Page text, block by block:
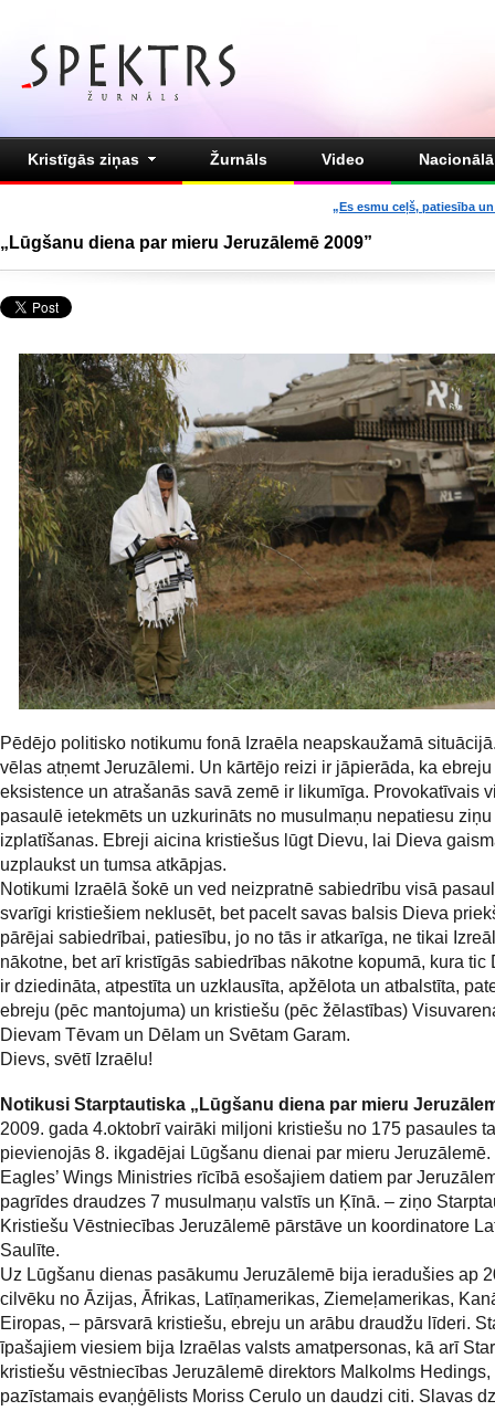
Kristīgās ziņas Žurnāls Video
„Es esmu ceļš, patiesība
„Lūgšanu diena par mieru Jeruzālemē 2009”
Pēdējo politisko notikumu fonā Izraēla neapskaužamā
vēlas atņemt Jeruzālemi. Un kārtējo reizi ir jāpierāda, ka ebreju
eksistence un atrašanās savā zemē ir likumīga. Provokatīvais
pasaulē ietekmēts un uzkurināts no musulmaņu nepatiesu ziņu
izplatīšanas. Ebreji aicina kristiešus lūgt Dievu, lai Dieva
uzplaukst un tumsa atkāpjas.
Notikumi Izraēlā šokē un ved neizpratnē sabiedrību visā
svarīgi kristiešiem neklusēt, bet pacelt savas balsis Dieva
pārējai sabiedrībai, patiesību, jo no tās ir atkarīga, ne tikai
nākotne, bet arī kristīgās sabiedrības nākotne kopumā, kura tic
ir dziedināta, atpestīta un uzklausīta, apžēlota un atbalstīta,
ebreju (pēc mantojuma) un kristiešu (pēc žēlastības)
Dievam Tēvam un Dēlam un Svētam Garam.
Dievs, svētī Izraēlu!
Notikusi Starptautiska „Lūgšanu diena par mieru
2009. gada 4.oktobrī vairāki miljoni kristiešu no 175 pasaules
pievienojās 8. ikgadējai Lūgšanu dienai par mieru Jeruzālemē.
Eagles’ Wings Ministries rīcībā esošajiem datiem par
pagrīdes draudzes 7 musulmaņu valstīs un Ķīnā. – ziņo
Kristiešu Vēstniecības Jeruzālemē pārstāve un koordinatore
Saulīte.
Uz Lūgšanu dienas pasākumu Jeruzālemē bija ieradušies ap
cilvēku no Āzijas, Āfrikas, Latīņamerikas, Ziemeļamerikas,
Eiropas, – pārsvarā kristiešu, ebreju un arābu draudžu līderi.
īpašajiem viesiem bija Izraēlas valsts amatpersonas, kā arī
kristiešu vēstniecības Jeruzālemē direktors Malkolms
pazīstamais evaņģēlists Moriss Cerulo un daudzi citi. Slavas